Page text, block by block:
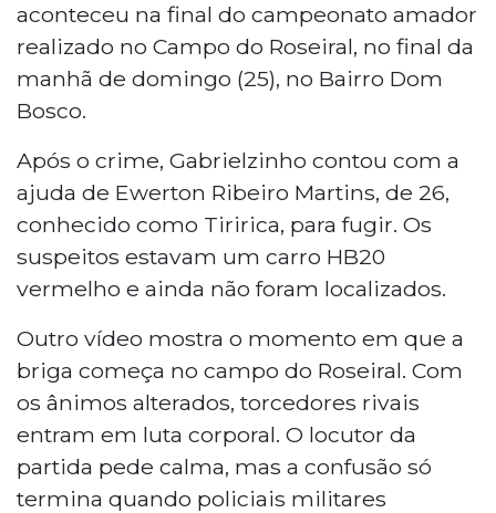
aconteceu na final do campeonato amador
realizado no Campo do Roseiral, no final da
manhã de domingo (25), no Bairro Dom
Bosco.
Após o crime, Gabrielzinho contou com a
ajuda de Ewerton Ribeiro Martins, de 26,
conhecido como Tiririca, para fugir. Os
suspeitos estavam um carro HB20
vermelho e ainda não foram localizados.
Outro vídeo mostra o momento em que a
briga começa no campo do Roseiral. Com
os ânimos alterados, torcedores rivais
entram em luta corporal. O locutor da
partida pede calma, mas a confusão só
termina quando policiais militares